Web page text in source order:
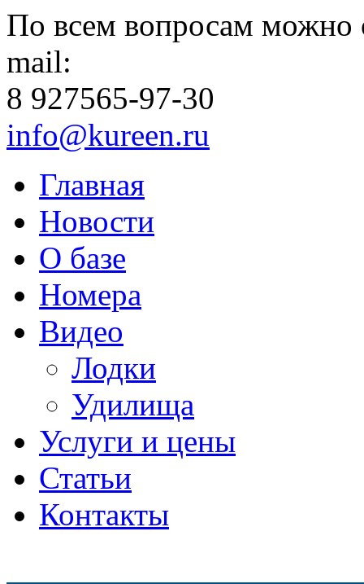
По всем вопросам можно
mail:
8 927565-97-30
info@kureen.ru
Главная
Новости
О базе
Номера
Видео
Лодки
Удилища
Услуги и цены
Статьи
Контакты